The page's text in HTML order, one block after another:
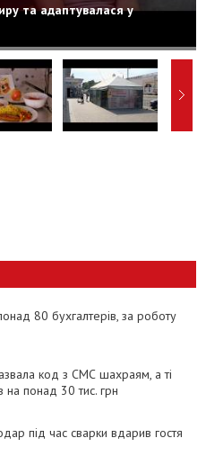
та адаптувалася у
80 бухгалтерів, за роботу
код з СМС шахраям, а ті
понад 30 тис. грн
під час сварки вдарив гостя